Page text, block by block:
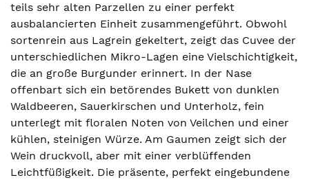
teils sehr alten Parzellen zu einer perfekt
ausbalancierten Einheit zusammengeführt. Obwohl
sortenrein aus Lagrein gekeltert, zeigt das Cuvee der
unterschiedlichen Mikro-Lagen eine Vielschichtigkeit,
die an große Burgunder erinnert. In der Nase
offenbart sich ein betörendes Bukett von dunklen
Waldbeeren, Sauerkirschen und Unterholz, fein
unterlegt mit floralen Noten von Veilchen und einer
kühlen, steinigen Würze. Am Gaumen zeigt sich der
Wein druckvoll, aber mit einer verblüffenden
Leichtfüßigkeit. Die präsente, perfekt eingebundene